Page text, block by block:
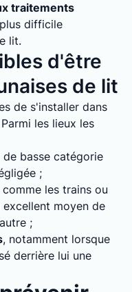
traitements
difficile
lit.
d'être
de lit
de s'installer dans
les lieux les
basse catégorie
;
comme les trains ou
moyen de
;
, notamment lorsque
derrière lui une